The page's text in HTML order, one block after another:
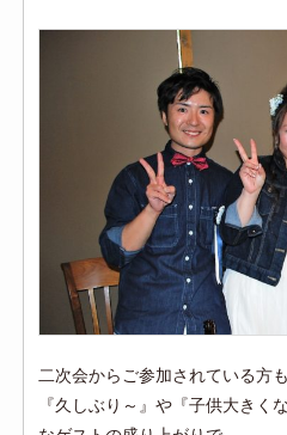
二次会からご参加されている方
『久しぶり～』や『子供大きく